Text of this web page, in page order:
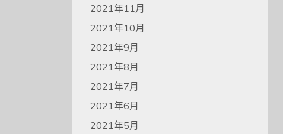
2021年11月
2021年10月
2021年9月
2021年8月
2021年7月
2021年6月
2021年5月